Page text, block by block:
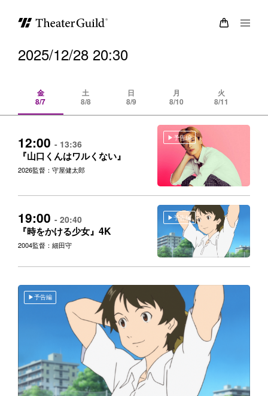
2025/12/28 20:30
金
8/7
土
8/8
日
8/9
月
8/10
火
8/11
予告編
12:00 - 13:36
『山口くんはワルくない』
2026監督：守屋健太郎
予告編
19:00 - 20:40
『時をかける少女』 4K
2004監督：細田守
予告編